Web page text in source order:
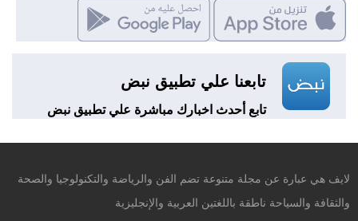
تابعنا علي تطبيق نبض
تابع أحدث اخبارك مباشرة علي تطبيق نبض
لايف هي عبارة عن مجلة متنوعة تضم الفن والرياضة والتكنولوجيا والصحة
والثقافة والسياحة ناطقة باللغتين العربية والإنجليزية